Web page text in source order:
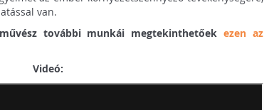
van.
további munkái megtekinthetőekezen az
Videó: